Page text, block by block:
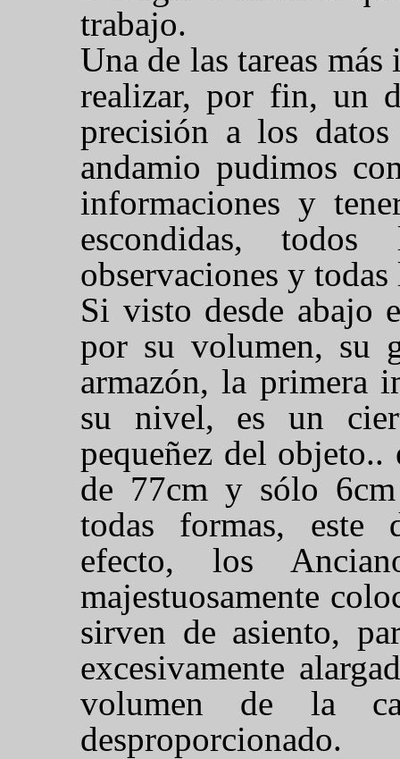
trabajo.
Una de las tareas
realizar, por fin, un
precisión a los
andamio pudimos
informaciones y
escondidas,
observaciones y todas
Si visto desde abajo
por su volumen, su
armazón, la primera
su nivel, es un
pequeñez del
de 77cm y sólo
todas formas, este
efecto, los
majestuosamente
sirven de asiento,
excesivamente
volumen de la
desproporcionado.